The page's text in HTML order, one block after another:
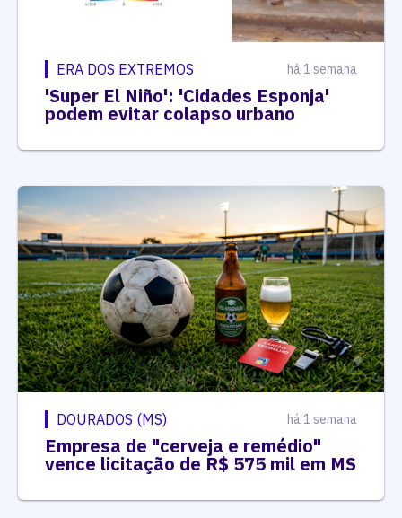
ERA DOS EXTREMOS há 1 semana
'Super El Niño': 'Cidades Esponja'
podem evitar colapso urbano
DOURADOS (MS) há 1 semana
Empresa de "cerveja e remédio"
vence licitação de R$ 575 mil em MS